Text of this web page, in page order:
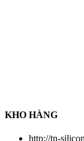
KHO HÀNG
http://tn-